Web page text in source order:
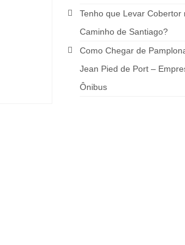
Tenho que Levar Cobertor
Caminho de Santiago?
Como Chegar de
Jean Pied de Port –
Ônibus